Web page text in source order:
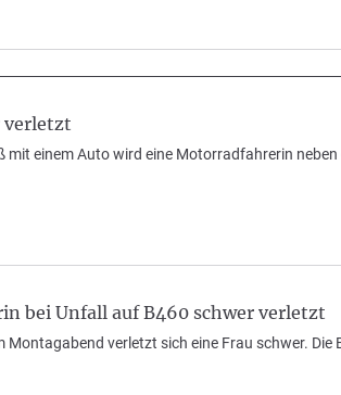
verletzt
einem Auto wird eine Motorradfahrerin
bei Unfall auf B460 schwer verletzt
verletzt sich eine Frau schwer.